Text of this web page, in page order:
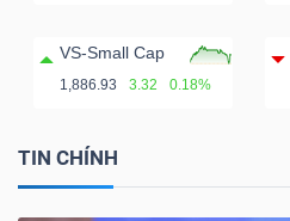
VS-Small Cap
1,886.93 3.32 0.18%
TIN CHÍNH